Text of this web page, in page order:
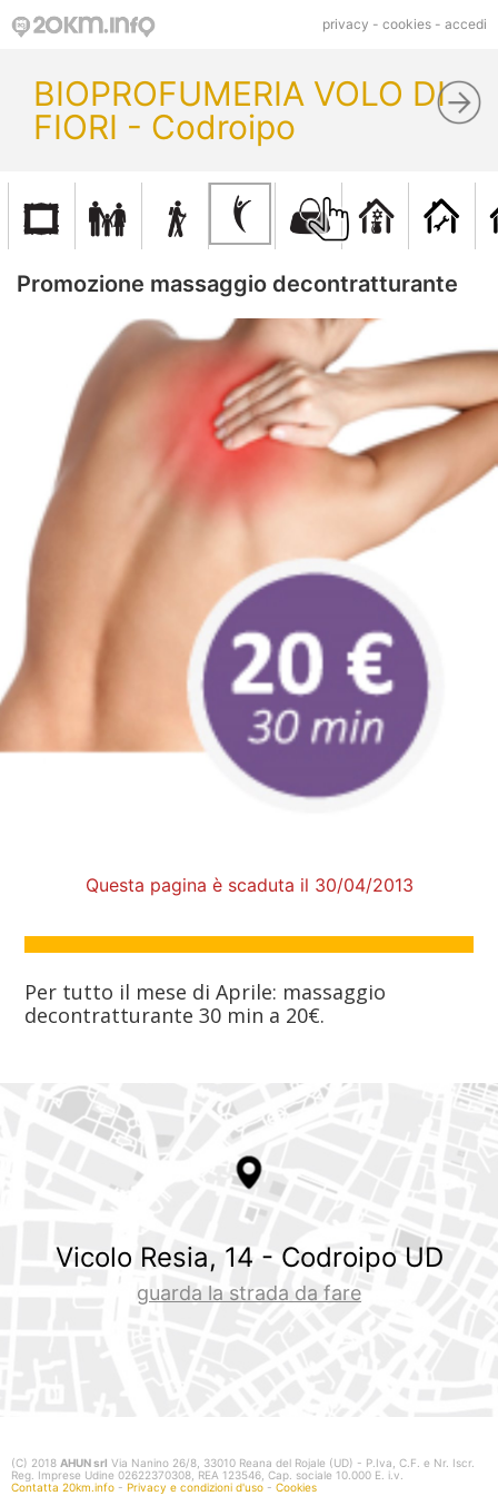
privacy - cookies - accedi
BIOPROFUMERIA VOLO DI
FIORI - Codroipo
Promozione massaggio decontratturante
Questa pagina è scaduta il 30/04/2013
Per tutto il mese di Aprile: massaggio
decontratturante 30 min a 20€.
Vicolo Resia, 14 - Codroipo UD
guarda la strada da fare
(C) 2018 AHUN srl Via Nanino 26/8, 33010 Reana del Rojale (UD) - P.Iva, C.F. e Nr. Iscr.
Reg. Imprese Udine 02622370308, REA 123546, Cap. sociale 10.000 E. i.v.
Contatta 20km.info - Privacy e condizioni d'uso - Cookies